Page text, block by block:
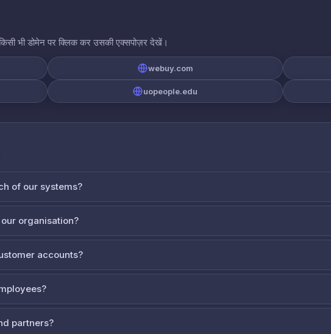
भी डोमेन पर क्लिक कर उसकी एक्सपोज़र देखें।
webuy.com
uopeople.edu
of our systems?
organisation?
accounts?
partners?